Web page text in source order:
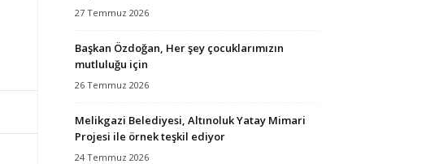
27 Temmuz 2026
Başkan Özdoğan, Her şey çocuklarımızın
mutluluğu için
26 Temmuz 2026
Melikgazi Belediyesi, Altınoluk Yatay Mimari
Projesi ile örnek teşkil ediyor
24 Temmuz 2026